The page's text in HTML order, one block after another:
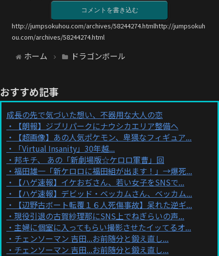
コメントを書き込む
http://jumpsokuhou.com/archives/58244274.htmlhttp://jumpsokuh
ou.com/archives/58244274.html
ホーム ドラゴンボール
おすすめ記事
成長の先で気づいた想い、不器用な大人の恋
【朗報】ジブリパークにナウシカエリア整備へ
【超画像】あの人気ポケモン、卑猥なフィギュア...
「Virtual Insanity」30年越...
邦キチ、 あの「新劇場版☆ケロロ軍曹」回
福田雄一「新ケロロに福田組が出ます！」→爆死...
【ハゲ速報】イケおぢさん、若い女子をSNSで...
【ハゲ速報】デビッド・ベッカムさん、ベッカム...
【辺野古ボート転覆１６人死傷事故】呆れた逆ギ...
現役引退の古賀紗理那にSNS上でねぎらいの声...
主婦に個室に入ってもらい撮影させたイッてるオ...
チェンソーマン 吉田...お前随分と鍛え直し...
チェンソーマン 吉田...お前随分と鍛え直し...